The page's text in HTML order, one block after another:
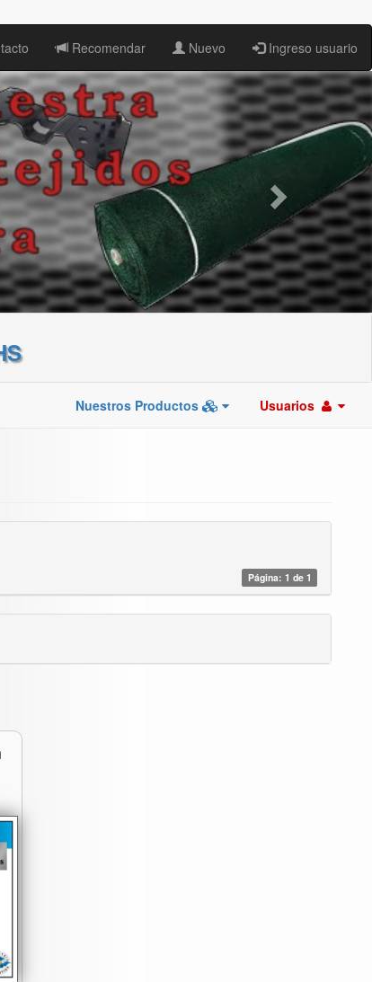
Recomendar Nuevo Ingreso usuario
Nuestros Productos Usuarios
Página: 1 de 1